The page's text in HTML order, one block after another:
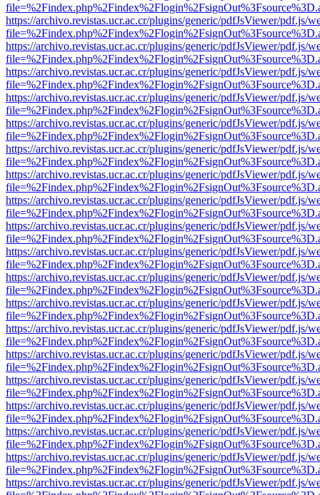
https://archivo.revistas.ucr.ac.cr/plugins/generic/pdfJsViewer/pdf.js/
https://archivo.revistas.ucr.ac.cr/plugins/generic/pdfJsViewer/pdf.js/
https://archivo.revistas.ucr.ac.cr/plugins/generic/pdfJsViewer/pdf.js/
https://archivo.revistas.ucr.ac.cr/plugins/generic/pdfJsViewer/pdf.js/
https://archivo.revistas.ucr.ac.cr/plugins/generic/pdfJsViewer/pdf.js/
https://archivo.revistas.ucr.ac.cr/plugins/generic/pdfJsViewer/pdf.js/
https://archivo.revistas.ucr.ac.cr/plugins/generic/pdfJsViewer/pdf.js/
https://archivo.revistas.ucr.ac.cr/plugins/generic/pdfJsViewer/pdf.js/
https://archivo.revistas.ucr.ac.cr/plugins/generic/pdfJsViewer/pdf.js/
https://archivo.revistas.ucr.ac.cr/plugins/generic/pdfJsViewer/pdf.js/
https://archivo.revistas.ucr.ac.cr/plugins/generic/pdfJsViewer/pdf.js/
https://archivo.revistas.ucr.ac.cr/plugins/generic/pdfJsViewer/pdf.js/
https://archivo.revistas.ucr.ac.cr/plugins/generic/pdfJsViewer/pdf.js/
https://archivo.revistas.ucr.ac.cr/plugins/generic/pdfJsViewer/pdf.js/
https://archivo.revistas.ucr.ac.cr/plugins/generic/pdfJsViewer/pdf.js/
https://archivo.revistas.ucr.ac.cr/plugins/generic/pdfJsViewer/pdf.js/
https://archivo.revistas.ucr.ac.cr/plugins/generic/pdfJsViewer/pdf.js/
https://archivo.revistas.ucr.ac.cr/plugins/generic/pdfJsViewer/pdf.js/
https://archivo.revistas.ucr.ac.cr/plugins/generic/pdfJsViewer/pdf.js/